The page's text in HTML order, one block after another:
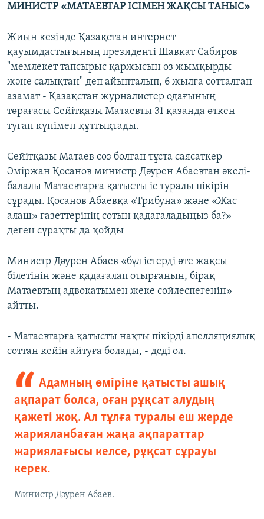
МИНИСТР «МАТАЕВТАР ІСІМЕН ЖАҚСЫ ТАНЫС»
Жиын кезінде Қазақстан интернет
қауымдастығының президенті Шавкат Сабиров
"мемлекет тапсырыс қаржысын өз жымқырды
және салықтан" деп айыпталып, 6 жылға сотталған
азамат - Қазақстан журналистер одағының
төрағасы Сейітқазы Матаевты 31 қазанда өткен
туған күнімен құттықтады.
Сейітқазы Матаев сөз болған тұста саясаткер
Әміржан Қосанов министр Дәурен Абаевтан әкелі-
балалы Матаевтарға қатысты іс туралы пікірін
сұрады. Қосанов Абаевқа «Трибуна» және «Жас
алаш» газеттерінің сотын қадағаладыңыз ба?»
деген сұрақты да қойды
Министр Дәурен Абаев «бұл істерді өте жақсы
білетінін және қадағалап отырғанын, бірақ
Матаевтың адвокатымен жеке сөйлеспегенін»
айтты.
- Матаевтарға қатысты нақты пікірді апелляциялық
соттан кейін айтуға болады, - деді ол.
Адамның өміріне қатысты ашық
ақпарат болса, оған рұқсат алудың
қажеті жоқ. Ал тұлға туралы еш жерде
жарияланбаған жаңа ақпараттар
жариялағысы келсе, рұқсат сұрауы
керек.
Министр Дәурен Абаев.